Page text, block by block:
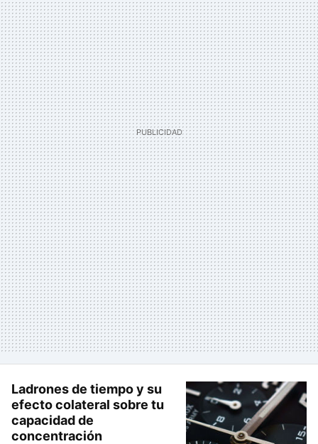
Ladrones de tiempo y su
efecto colateral sobre tu
capacidad de
concentración